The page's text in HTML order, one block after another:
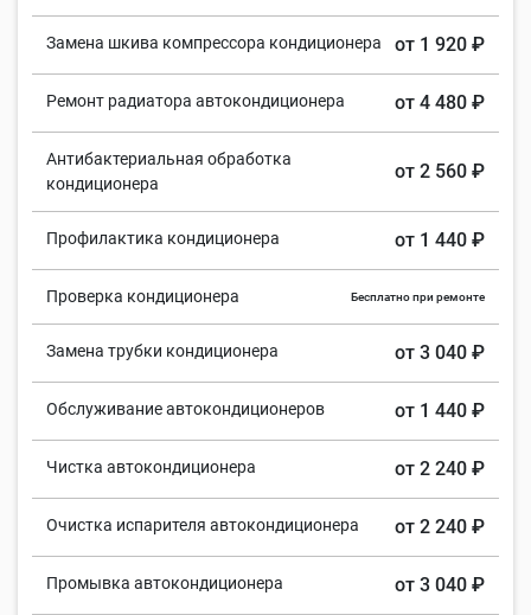
Замена шкива компрессора кондиционера от 1 920 ₽
Ремонт радиатора автокондиционера от 4 480 ₽
Антибактериальная обработка
кондиционера
от 2 560 ₽
Профилактика кондиционера от 1 440 ₽
Проверка кондиционера Бесплатно при ремонте
Замена трубки кондиционера от 3 040 ₽
Обслуживание автокондиционеров от 1 440 ₽
Чистка автокондиционера от 2 240 ₽
Очистка испарителя автокондиционера от 2 240 ₽
Промывка автокондиционера от 3 040 ₽